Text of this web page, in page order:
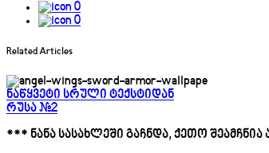
0
0
Related Articles
ნაწყვეტი სრული ტექსტიდან
რუსა #2
*** ნანა სასახლეში გაჩნდა, ქეთო